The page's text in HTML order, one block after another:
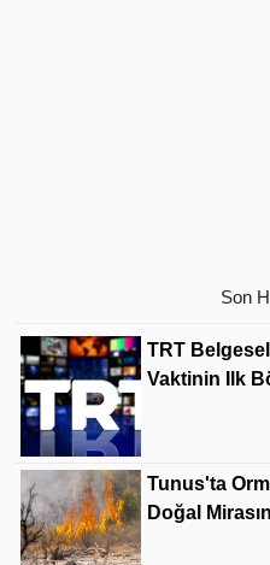
Son
TRT
Vaktinin Ilk
Tunus'ta
Doğal